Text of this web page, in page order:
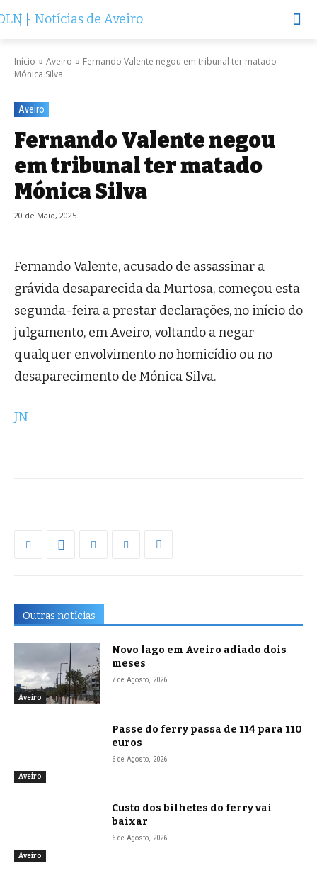
Início Aveiro
Fernando Valente negou em tribunal ter matado
Mónica Silva
Aveiro
Fernando Valente negou
em tribunal ter matado
Mónica Silva
20 de Maio, 2025
Fernando Valente, acusado de assassinar a
grávida desaparecida da Murtosa, começou esta
segunda-feira a prestar declarações, no início do
julgamento, em Aveiro, voltando a negar
qualquer envolvimento no homicídio ou no
desaparecimento de Mónica Silva.
JN
Outras notícias
Aveiro
Novo lago em Aveiro adiado dois
meses
7 de Agosto, 2026
Aveiro
Passe do ferry passa de 114 para 110
euros
6 de Agosto, 2026
Aveiro
Custo dos bilhetes do ferry vai
baixar
6 de Agosto, 2026